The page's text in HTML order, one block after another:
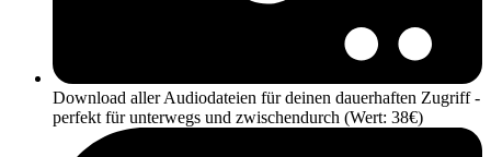
Download aller Audiodateien für deinen dauerhaften Zugriff -
perfekt für unterwegs und zwischendurch (Wert: 38€)